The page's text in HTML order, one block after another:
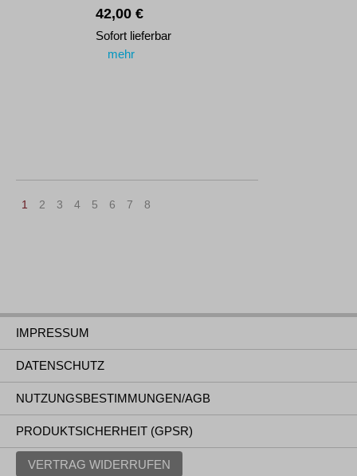
42,00 €
Sofort lieferbar
mehr
1 2 3 4 5 6 7 8
IMPRESSUM
DATENSCHUTZ
NUTZUNGSBESTIMMUNGEN/AGB
PRODUKTSICHERHEIT (GPSR)
VERTRAG WIDERRUFEN